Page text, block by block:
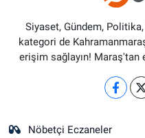
Siyaset, Gündem,
kategori de
erişim sağlayın! Maraş'tan
Nöbetçi Eczaneler